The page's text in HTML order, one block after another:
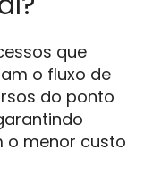
que
o fluxo de
do ponto
o menor custo